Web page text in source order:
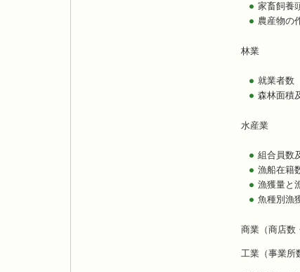
家畜飼養
農産物の
林業
就業者数
森林面積
水産業
組合員数
漁船在籍
漁獲量と
魚種別漁
商業（商店数
工業（事業所